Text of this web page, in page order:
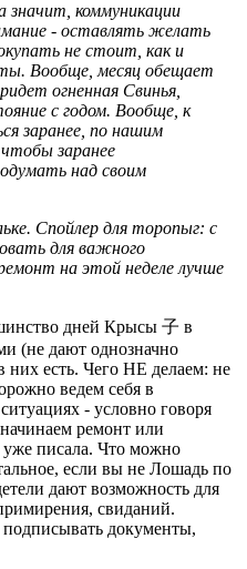
значит, коммуникации
- оставлять желать
не стоит, как и
Вообще, месяц обещает
огненная Свинья,
с годом. Вообще, к
заранее, по нашим
, чтобы заранее
над своим
Спойлер для торопыг: с
для важного
на этой неделе лучше
дней Крысы 子 в
(не дают однозначно
них есть. Чего НЕ делаем: не
ведем себя в
- условно говоря
ремонт или
уже писала. Что можно
если вы не Лошадь по
дают возможность для
свиданий.
подписывать документы,